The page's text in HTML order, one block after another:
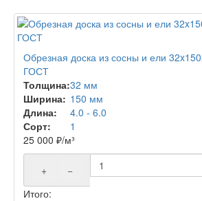
Обрезная доска из сосны и ели
ГОСТ
Толщина:32 мм
Ширина: 150 мм
Длина:
4.0 - 6.0
Сорт:
1
25 000 ₽/м³
+
−
Итого: